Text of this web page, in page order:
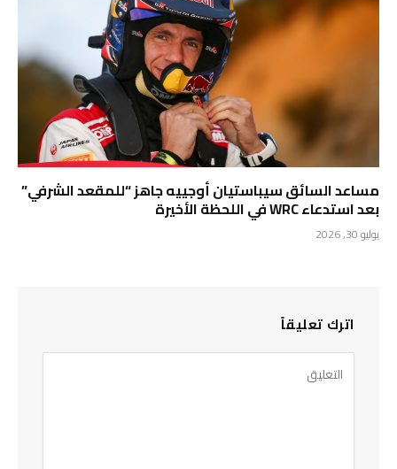
مساعد السائق سيباستيان أوجييه جاهز “للمقعد الشرفي”
بعد استدعاء WRC في اللحظة الأخيرة
يوليو 30, 2026
اترك تعليقاً